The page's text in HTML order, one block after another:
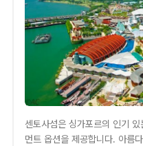
센토사섬은 싱가포르의 인기
먼트 옵션을 제공합니다. 아름